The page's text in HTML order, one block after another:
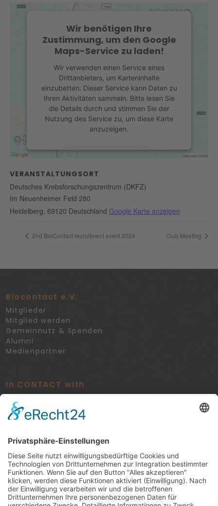
VERANSTALTUNGSORT
Deutsches Krebsforschungszentrum (DKFZ)
Im Neuenheimer Feld 280
Heidelberg, 69120 Deutschland Google Karte anzeigen
Wir benötigen Ihre
Zustimmung, um den Google
Maps-Service zu laden!
Wir verwenden einen Service eines
Drittanbieters, um Karteninhalte
einzubetten. Dieser Service kann Daten zu
Ihren Aktivitäten sammeln. Bitte lesen Sie
die Details durch und stimmen Sie der
Nutzung des Service zu, um diese Karte
anzuzeigen.
Mehr Informationen
powered by
Management Platform
& eRecht24
2nd BioContact recruitment event 2024 Club Meeting
Biocontact e.V.
Mitglieder
Mitglied werden
Gemeinnutz & Spenden
Alumni
Medienpartner
In CONTACT with
Datenschutz
Impressum
Cookie-Einstellungen
Kontakt